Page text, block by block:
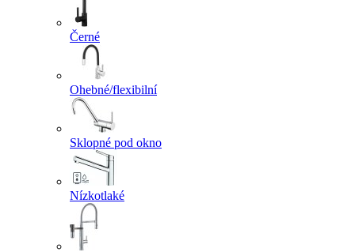
Černé
Ohebné/flexibilní
Sklopné pod okno
Nízkotlaké